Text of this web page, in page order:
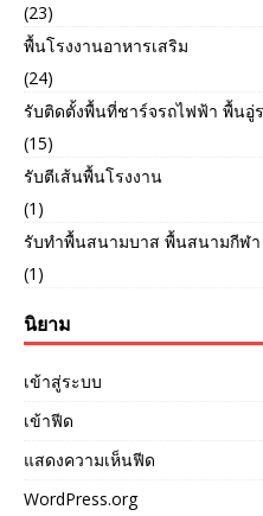
(23)
พื้นโรงงานอาหารเสริม
(24)
รับติดตั้งพื้นที่ชาร์จรถไฟฟ้า พื้นอู่
(15)
รับตีเส้นพื้นโรงงาน
(1)
รับทำพื้นสนามบาส พื้นสนามกีฬา
(1)
นิยาม
เข้าสู่ระบบ
เข้าฟีด
แสดงความเห็นฟีด
WordPress.org